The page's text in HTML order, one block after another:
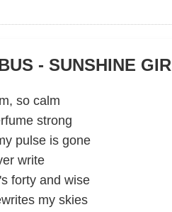
- SUNSHINE
so calm
strong
pulse is gone
write
forty and wise
my skies